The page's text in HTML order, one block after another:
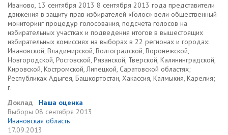
Иваново, 13 сентября 2013 8 сентября 2013 года представители
движения в защиту прав избирателей «Голос» вели общественный
мониторинг процедур голосования, подсчета голосов на
избирательных участках и подведения итогов в вышестоящих
избирательных комиссиях на выборах в 22 регионах и городах:
Ивановской, Владимирской, Волгоградской, Воронежской,
Новгородской, Ростовской, Рязанской, Тверской, Калининградской,
Кировской, Костромской, Липецкой, Саратовской областях;
Республиках Адыгея, Башкортостан, Хакассия, Калмыкия, Карелия;
г.
Доклад
Наша оценка
Выборы 08 сентября 2013
Ивановская область
17.09.2013